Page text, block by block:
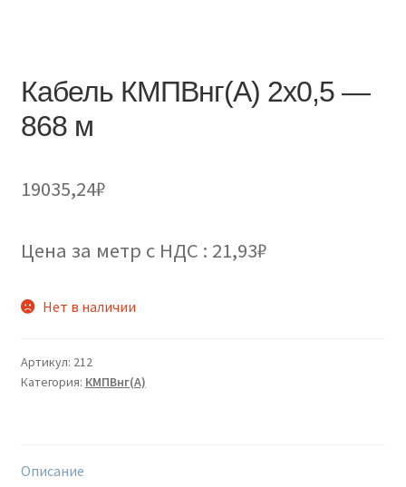
Кабель КМПВнг(А) 2х0,5 —
868 м
19035,24₽
Цена за метр с НДС : 21,93₽
Нет в наличии
Артикул: 212
Категория: КМПВнг(А)
Описание